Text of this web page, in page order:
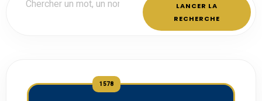
LANCER LA
RECHERCHE
1578